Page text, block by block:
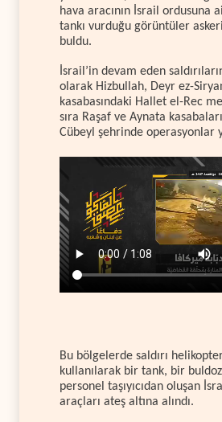
hava aracının İsrail ordusuna
tankı vurduğu görüntüler
buldu.
İsrail’in devam eden
olarak Hizbullah, Deyr ez-
kasabasındaki Hallet el-Rec
sıra Raşaf ve Aynata
Cübeyl şehrinde operasyonlar
Bu bölgelerde saldırı
kullanılarak bir tank, bir
personel taşıyıcıdan oluşan
araçları ateş altına alındı.